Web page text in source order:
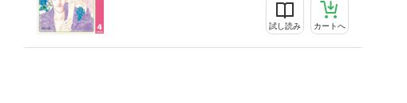
試し読み カートへ